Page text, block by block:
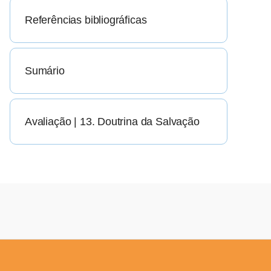
Referências bibliográficas
Sumário
Avaliação | 13. Doutrina da Salvação